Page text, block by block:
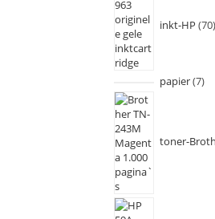
inkt-HP 70
papier 7
toner-